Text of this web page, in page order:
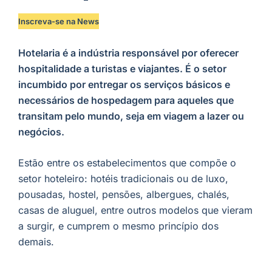
Inscreva-se na News
Hotelaria é a indústria responsável por oferecer
hospitalidade a turistas e viajantes. É o setor
incumbido por entregar os serviços básicos e
necessários de hospedagem para aqueles que
transitam pelo mundo, seja em viagem a lazer ou
negócios.
Estão entre os estabelecimentos que compõe o
setor hoteleiro: hotéis tradicionais ou de luxo,
pousadas, hostel, pensões, albergues, chalés,
casas de aluguel, entre outros modelos que vieram
a surgir, e cumprem o mesmo princípio dos
demais.